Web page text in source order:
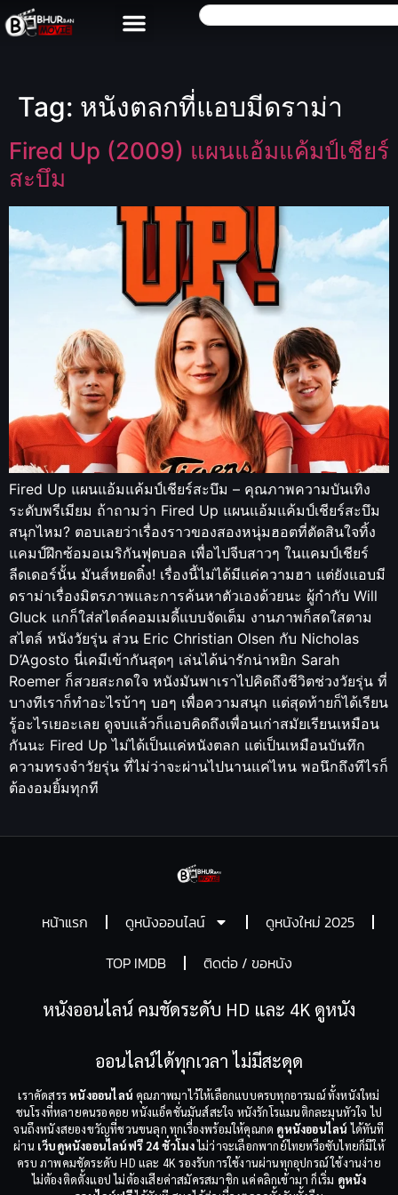
Tag: หนังตลกที่แอบมีดราม่า
Fired Up (2009) แผนแอ้มแค้มป์เชียร์
สะบึม
Fired Up แผนแอ้มแค้มป์เชียร์สะบึม – คุณภาพความบันเทิง
ระดับพรีเมียม ถ้าถามว่า Fired Up แผนแอ้มแค้มป์เชียร์สะบึม
สนุกไหม? ตอบเลยว่าเรื่องราวของสองหนุ่มฮอตที่ตัดสินใจทิ้ง
แคมป์ฝึกซ้อมอเมริกันฟุตบอล เพื่อไปจีบสาวๆ ในแคมป์เชียร์
ลีดเดอร์นั้น มันส์หยดติ๋ง! เรื่องนี้ไม่ได้มีแค่ความฮา แต่ยังแอบมี
ดราม่าเรื่องมิตรภาพและการค้นหาตัวเองด้วยนะ ผู้กำกับ Will
Gluck แกก็ใส่สไตล์คอมเมดี้แบบจัดเต็ม งานภาพก็สดใสตาม
สไตล์ หนังวัยรุ่น ส่วน Eric Christian Olsen กับ Nicholas
D’Agosto นี่เคมีเข้ากันสุดๆ เล่นได้น่ารักน่าหยิก Sarah
Roemer ก็สวยสะกดใจ หนังมันพาเราไปคิดถึงชีวิตช่วงวัยรุ่น ที่
บางทีเราก็ทำอะไรบ้าๆ บอๆ เพื่อความสนุก แต่สุดท้ายก็ได้เรียน
รู้อะไรเยอะเลย ดูจบแล้วก็แอบคิดถึงเพื่อนเก่าสมัยเรียนเหมือน
กันนะ Fired Up ไม่ได้เป็นแค่หนังตลก แต่เป็นเหมือนบันทึก
ความทรงจำวัยรุ่น ที่ไม่ว่าจะผ่านไปนานแค่ไหน พอนึกถึงทีไรก็
ต้องอมยิ้มทุกที
หน้าแรก ดูหนังออนไลน์
ดูหนังใหม่ 2025
TOP IMDB
ติดต่อ / ขอหนัง
หนังออนไลน์ คมชัดระดับ HD และ 4K ดูหนัง
ออนไลน์ได้ทุกเวลา ไม่มีสะดุด
เราคัดสรรหนังออนไลน์ คุณภาพมาไว้ให้เลือกแบบครบทุกอารมณ์ ทั้งหนังใหม่
ชนโรงที่หลายคนรอคอย หนังแอ็คชั่นมันส์สะใจ หนังรักโรแมนติกละมุนหัวใจ ไป
จนถึงหนังสยองขวัญที่ชวนขนลุก ทุกเรื่องพร้อมให้คุณกด ดูหนังออนไลน์ ได้ทันที
ผ่าน เว็บดูหนังออนไลน์ฟรี 24 ชั่วโมงไม่ว่าจะเลือกพากย์ไทยหรือซับไทยก็มีให้
ครบ ภาพคมชัดระดับ HD และ 4K รองรับการใช้งานผ่านทุกอุปกรณ์ ใช้งานง่าย
ไม่ต้องติดตั้งแอป ไม่ต้องเสียค่าสมัครสมาชิก แค่คลิกเข้ามา ก็เริ่ม ดูหนัง